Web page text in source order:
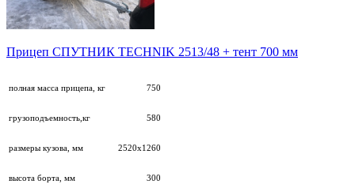
Прицеп СПУТНИК TECHNIK 2513/48 + тент 700 мм
полная масса прицепа, кг 750
грузоподъемность,кг 580
размеры кузова, мм 2520х1260
высота борта, мм 300